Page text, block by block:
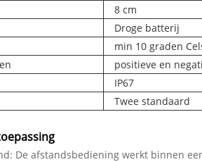
8 cm
Droge batterij
min 10 graden
positieve en
IP67
Twee standaard
De afstandsbediening werkt binnen